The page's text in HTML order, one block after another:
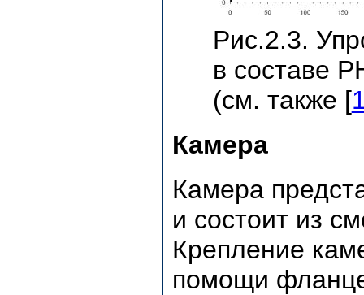
Рис.2.3.
в составе
(см. также [
Камера
Камера
и состоит из
Крепление
помощи